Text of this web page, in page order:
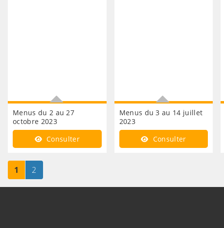
Menus du 2 au 27
octobre 2023
Consultez les repas de la
cantine
Consulter
Menus du 3 au 14 juillet
2023
Consultez les repas de la
cantine
Consulter
Page
1 sur 2Page
2